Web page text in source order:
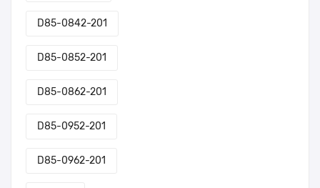
D85-0842-201
D85-0852-201
D85-0862-201
D85-0952-201
D85-0962-201